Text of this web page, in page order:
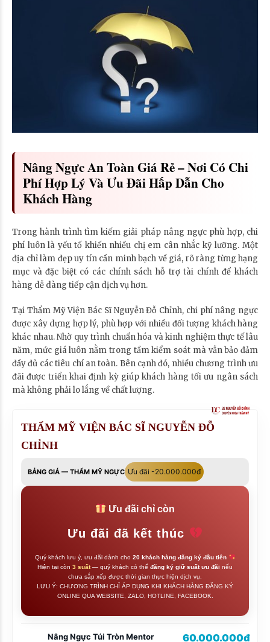
Nâng Ngực An Toàn Giá Rẻ – Nơi Có Chi
Phí Hợp Lý Và Ưu Đãi Hấp Dẫn Cho
Khách Hàng
Trong hành trình tìm kiếm giải pháp nâng ngực phù hợp, chi
phí luôn là yếu tố khiến nhiều chị em cân nhắc kỹ lưỡng. Một
địa chỉ làm đẹp uy tín cần minh bạch về giá, rõ ràng từng hạng
mục và đặc biệt có các chính sách hỗ trợ tài chính để khách
hàng dễ dàng tiếp cận dịch vụ hơn.
Tại Thẩm Mỹ Viện Bác Sĩ Nguyễn Đỗ Chỉnh, chi phí nâng ngực
được xây dựng hợp lý, phù hợp với nhiều đối tượng khách hàng
khác nhau. Nhờ quy trình chuẩn hóa và kinh nghiệm thực tế lâu
năm, mức giá luôn nằm trong tầm kiểm soát mà vẫn bảo đảm
đầy đủ các tiêu chí an toàn. Bên cạnh đó, nhiều chương trình ưu
đãi được triển khai định kỳ giúp khách hàng tối ưu ngân sách
mà không phải lo lắng về chất lượng.
THẨM MỸ VIỆN BÁC SĨ NGUYỄN ĐỖ
CHỈNH
BẢNG GIÁ — THẨM MỸ NGỰC Ưu đãi -20.000.000đ
Ưu đãi chỉ còn
Ưu đãi đã kết thúc
Quý khách lưu ý, ưu đãi dành cho 20 khách hàng đăng ký đầu tiên
Hiện tại còn 3 suất— quý khách có thể đăng ký giữ suất ưu đãi nếu
chưa sắp xếp được thời gian thực hiện dịch vụ.
LƯU Ý: CHƯƠNG TRÌNH CHỈ ÁP DỤNG KHI KHÁCH HÀNG ĐĂNG KÝ
ONLINE QUA WEBSITE, ZALO, HOTLINE, FACEBOOK.
Nâng Ngực Túi Tròn Mentor 60.000.000đ